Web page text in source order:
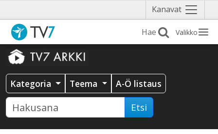
Kanavat Näytä
valikko
Valikko
Kategoria Teema A-Ö listaus
Etsi